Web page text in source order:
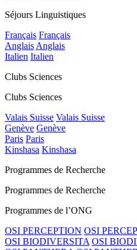
Séjours Linguistiques
Français Français
Anglais Anglais
Italien Italien
Clubs Sciences
Clubs Sciences
Valais Suisse Valais Suisse
Genève Genève
Paris Paris
Kinshasa Kinshasa
Programmes de Recherche
Programmes de Recherche
Programmes de l’ONG
OSI PERCEPTION OSI
OSI BIODIVERSITA OSI